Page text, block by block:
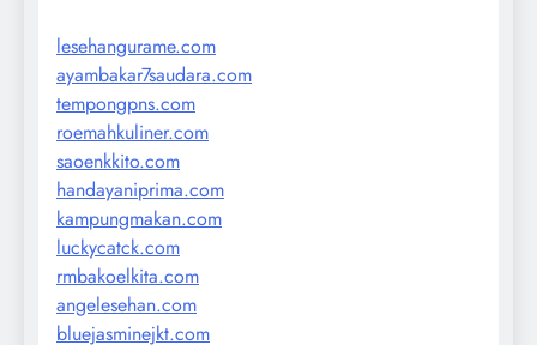
lesehangurame.com
ayambakar7saudara.com
tempongpns.com
roemahkuliner.com
saoenkkito.com
handayaniprima.com
kampungmakan.com
luckycatck.com
rmbakoelkita.com
angelesehan.com
bluejasminejkt.com